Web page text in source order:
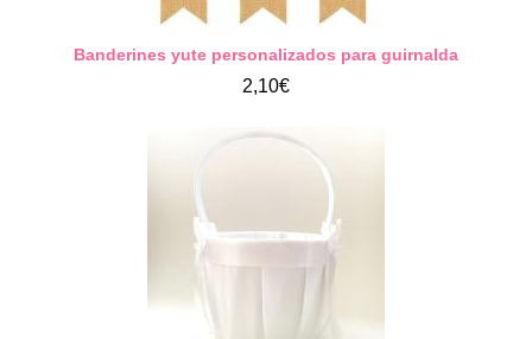
Banderines yute personalizados para guirnalda
2,10€